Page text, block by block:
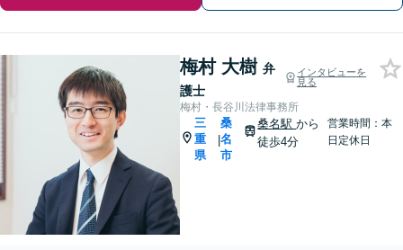
梅村 大樹 弁
護士
インタビューを
見る
梅村・長谷川法律事務所
三
重
県
|
桑
名
市
桑名駅から
徒歩4分
営業時間：本
日定休日